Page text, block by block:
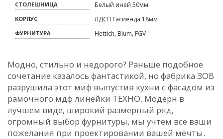
СТОЛЕШНИЦА Белый иней 50мм
КОРПУС ЛДСП Гасиенда 18мм
ФУРНИТУРА Hettich, Blum, FGV
Модно, стильно и недорого? Раньше подобное
сочетание казалось фантастикой, но фабрика ЗОВ
разрушила этот миф выпустив кухни с фасадом из
рамочного мдф линейки ТЕХНО. Модерн в
лучшем виде, широкий размерный ряд,
огромный выбор фурнитуры, мы учтем все ваши
пожелания при проектировании вашей мечты.